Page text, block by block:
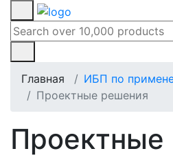
Главная
ИБП по
Проектные решения